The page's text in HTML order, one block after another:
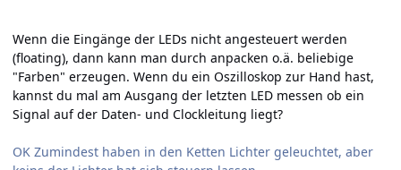
Wenn die Eingänge der LEDs nicht angesteuert werden
(floating), dann kann man durch anpacken o.ä. beliebige
"Farben" erzeugen. Wenn du ein Oszilloskop zur Hand hast,
kannst du mal am Ausgang der letzten LED messen ob ein
Signal auf der Daten- und Clockleitung liegt?
OK Zumindest haben in den Ketten Lichter geleuchtet, aber